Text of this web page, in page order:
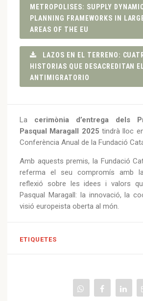
METROPOLISES: SUPPLY
PLANNING FRAMEWORKS IN
AREAS OF THE EU
LAZOS EN EL TERRENO:
HISTORIAS QUE DESACREDITAN
ANTIMIGRATORIO
La cerimònia d’entrega dels
Pasqual Maragall 2025 tindrà lloc
Conferència Anual de la Fundació
Amb aquests premis, la Fundació
referma el seu compromís amb
reflexió sobre les idees i valors
Pasqual Maragall: la innovació, la
visió europeista oberta al món.
ETIQUETES